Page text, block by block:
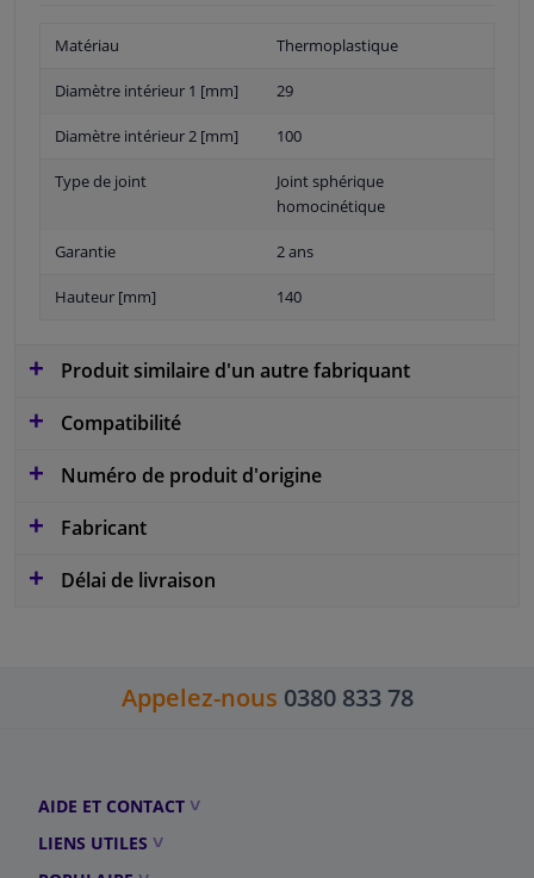
Matériau Thermoplastique
Diamètre intérieur 1 [mm] 29
Diamètre intérieur 2 [mm] 100
Type de joint
Joint sphérique
homocinétique
Garantie 2 ans
Hauteur [mm] 140
Produit similaire d'un autre fabriquant
Compatibilité
Numéro de produit d'origine
Fabricant
Délai de livraison
Appelez-nous 0380 833 78
AIDE ET CONTACT
LIENS UTILES